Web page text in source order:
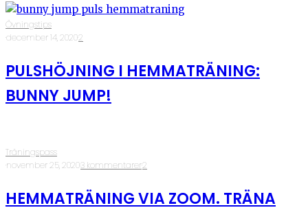
Övningstips
·december 14, 2020·2
PULSHÖJNING I HEMMATRÄNING:
BUNNY JUMP!
Träningspass
·november 25, 2020·3 kommentarer·2
HEMMATRÄNING VIA ZOOM. TRÄNA